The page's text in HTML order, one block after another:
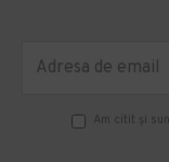
Am citit şi